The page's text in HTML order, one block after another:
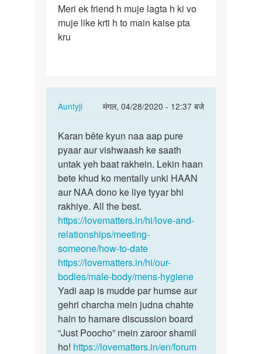
Meri
ek
friend
Meri ek friend h muje lagta h ki vo
muje like krti h to main kaise pta
kru
Auntyji
मंगल, 04/28/2020 - 12:37 बजे
In
to
Meri
ek
friend
h
muje
lagta…
by
Karan
soni
Karan
bête
kyun
naa
aap
pure…
Karan bête kyun naa aap pure
pyaar aur vishwaash ke saath
untak yeh baat rakhein. Lekin haan
bete khud ko mentally unki HAAN
aur NAA dono ke liye tyyar bhi
rakhiye. All the best.
https://lovematters.in/hi/love-and-
relationships/meeting-
someone/how-to-date
https://lovematters.in/hi/our-
bodies/male-body/mens-hygiene
Yadi aap is mudde par humse aur
gehri charcha mein judna chahte
hain to hamare discussion board
“Just Poocho” mein zaroor shamil
ho! https://lovematters.in/en/forum